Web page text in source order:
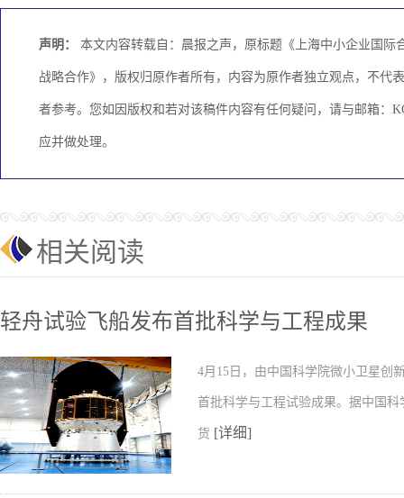
声明： 本文内容转载自：晨报之声，原标题《上海中小企业国际
战略合作》，版权归原作者所有，内容为原作者独立观点，不代
者参考。您如因版权和若对该稿件内容有任何疑问，请与邮箱：
应并做处理。
相关阅读
轻舟试验飞船发布首批科学与工程成果
4月15日，由中国科学院微小卫星创
首批科学与工程试验成果。据中国
货 [详细]